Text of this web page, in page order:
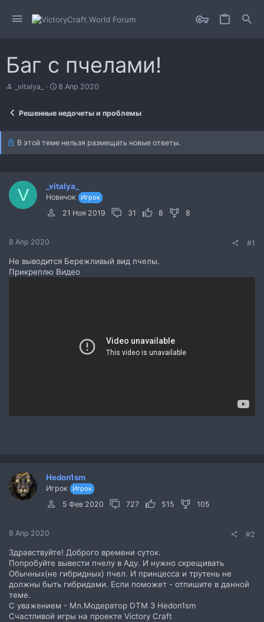
Баг с пчелами!
А
е
м
_vitalya_
Д
а
ч
а
8 Апр 2020
Решенные недочеты и проблемы
В этой теме нельзя размещать новые ответы.
V _vitalya_
Новичок Игрок
21 Ноя 2019 31 8 8
8 Апр 2020 #1
Не выводится Бережливый вид пчелы.
Прикреплю Видео
Hedon1sm
Игрок Игрок
5 Фев 2020 727 515 105
8 Апр 2020 #2
Здравствуйте! Доброго времени суток.
Попробуйте вывести пчелу в Аду. И нужно скрещивать
Обычных(не гибридных) пчел. И принцесса и трутень не
должны быть гибридами. Если поможет - отпишите в данной
теме.
С уважением - Мл.Модератор DTM 3 Hedon1sm
Счастливой игры на проекте Victory Craft